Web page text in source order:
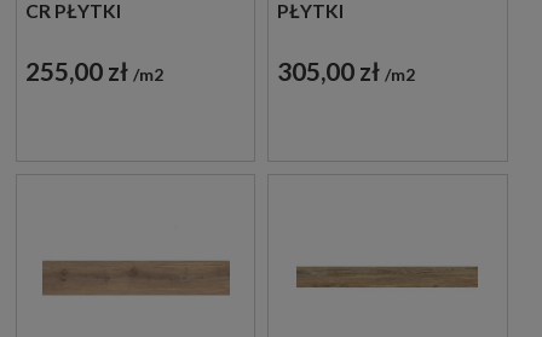
CR PŁYTKI
GRESOWE
255,00 zł m2
PŁYTKI
GRESOWE
305,00 zł m2